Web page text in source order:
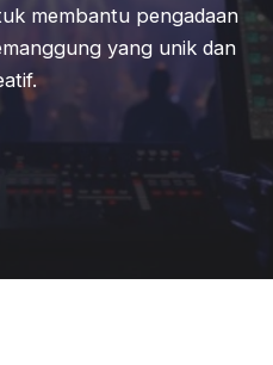
membantu pengadaan
yang unik dan